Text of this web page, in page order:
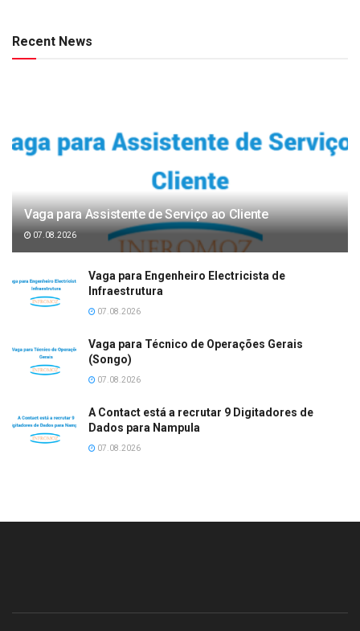
Recent News
Vaga para Assistente de Serviço ao Cliente
07.08.2026
Vaga para Engenheiro Electricista de
Infraestrutura
07.08.2026
Vaga para Técnico de Operações Gerais
(Songo)
07.08.2026
A Contact está a recrutar 9 Digitadores de
Dados para Nampula
07.08.2026